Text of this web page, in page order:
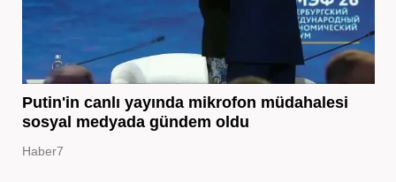
Putin'in canlı yayında mikrofon müdahalesi
sosyal medyada gündem oldu
Haber7